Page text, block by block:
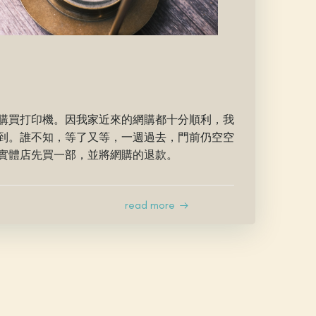
買打印機。因我家近來的網購都十分順利，我
。誰不知，等了又等，一週過去，門前仍空空
體店先買一部，並將網購的退款。
read more